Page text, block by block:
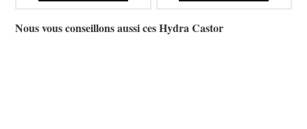
Nous vous conseillons aussi ces Hydra Castor